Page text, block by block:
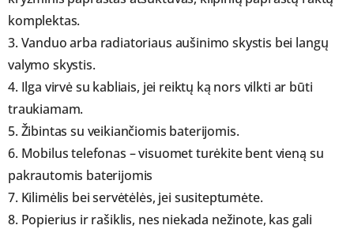
komplektas.
3. Vanduo arba radiatoriaus aušinimo skystis bei langų
valymo skystis.
4. Ilga virvė su kabliais, jei reiktų ką nors vilkti ar būti
traukiamam.
5. Žibintas su veikiančiomis baterijomis.
6. Mobilus telefonas – visuomet turėkite bent vieną su
pakrautomis baterijomis
7. Kilimėlis bei servėtėlės, jei susiteptumėte.
8. Popierius ir rašiklis, nes niekada nežinote, kas gali